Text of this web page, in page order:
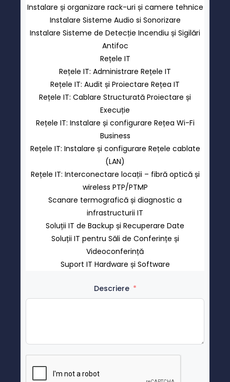
Instalare și organizare rack-uri și camere tehnice
Instalare Sisteme Audio si Sonorizare
Instalare Sisteme de Detecție Incendiu și Sigilări
Antifoc
Rețele IT
Rețele IT: Administrare Rețele IT
Rețele IT: Audit și Proiectare Rețea IT
Rețele IT: Cablare Structurată Proiectare și
Execuție
Rețele IT: Instalare și configurare Rețea Wi-Fi
Business
Rețele IT: Instalare și configurare Rețele cablate
(LAN)
Rețele IT: Interconectare locații – fibră optică și
wireless PTP/PTMP
Scanare termografică și diagnostic a
infrastructurii IT
Soluții IT de Backup și Recuperare Date
Soluții IT pentru Săli de Conferințe și
Videoconferință
Suport IT Hardware și Software
Descriere